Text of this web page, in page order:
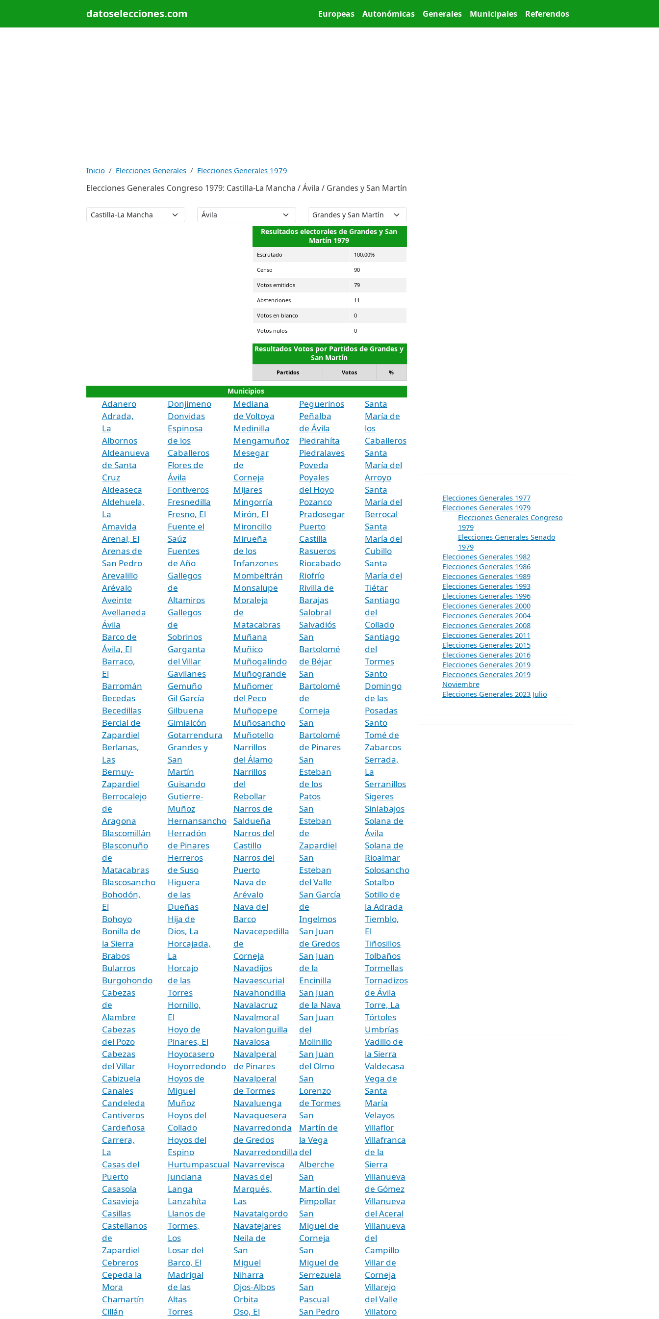
datoselecciones.com Main menu
Europeas Autonómicas Generales Municipales Referendos
Inicio Elecciones Generales Elecciones Generales 1979
Elecciones Generales Congreso 1979: Castilla-La Mancha / Ávila / Grandes y San Martín
Resultados electorales de Grandes y San
Martín 1979
Escrutado 100,00%
Censo 90
Votos emitidos 79
Abstenciones 11
Votos en blanco 0
Votos nulos 0
Resultados Votos por Partidos de Grandes y
San Martín
Partidos Votos %
Municipios
Adanero
Adrada,
La
Albornos
Aldeanueva
de Santa
Cruz
Aldeaseca
Aldehuela,
La
Amavida
Arenal, El
Arenas de
San Pedro
Arevalillo
Arévalo
Aveinte
Avellaneda
Ávila
Barco de
Ávila, El
Barraco,
El
Barromán
Becedas
Becedillas
Bercial de
Zapardiel
Berlanas,
Las
Bernuy-
Zapardiel
Berrocalejo
de
Aragona
Blascomillán
Blasconuño
de
Matacabras
Blascosancho
Bohodón,
El
Bohoyo
Bonilla de
la Sierra
Brabos
Bularros
Burgohondo
Cabezas
de
Alambre
Cabezas
del Pozo
Cabezas
del Villar
Cabizuela
Canales
Candeleda
Cantiveros
Cardeñosa
Carrera,
La
Casas del
Puerto
Casasola
Casavieja
Casillas
Castellanos
de
Zapardiel
Cebreros
Cepeda la
Mora
Chamartín
Cillán
Donjimeno
Donvidas
Espinosa
de los
Caballeros
Flores de
Ávila
Fontiveros
Fresnedilla
Fresno, El
Fuente el
Saúz
Fuentes
de Año
Gallegos
de
Altamiros
Gallegos
de
Sobrinos
Garganta
del Villar
Gavilanes
Gemuño
Gil García
Gilbuena
Gimialcón
Gotarrendura
Grandes y
San
Martín
Guisando
Gutierre-
Muñoz
Hernansancho
Herradón
de Pinares
Herreros
de Suso
Higuera
de las
Dueñas
Hija de
Dios, La
Horcajada,
La
Horcajo
de las
Torres
Hornillo,
El
Hoyo de
Pinares, El
Hoyocasero
Hoyorredondo
Hoyos de
Miguel
Muñoz
Hoyos del
Collado
Hoyos del
Espino
Hurtumpascual
Junciana
Langa
Lanzahíta
Llanos de
Tormes,
Los
Losar del
Barco, El
Madrigal
de las
Altas
Torres
Mediana
de Voltoya
Medinilla
Mengamuñoz
Mesegar
de
Corneja
Mijares
Mingorría
Mirón, El
Mironcillo
Mirueña
de los
Infanzones
Mombeltrán
Monsalupe
Moraleja
de
Matacabras
Muñana
Muñico
Muñogalindo
Muñogrande
Muñomer
del Peco
Muñopepe
Muñosancho
Muñotello
Narrillos
del Álamo
Narrillos
del
Rebollar
Narros de
Saldueña
Narros del
Castillo
Narros del
Puerto
Nava de
Arévalo
Nava del
Barco
Navacepedilla
de
Corneja
Navadijos
Navaescurial
Navahondilla
Navalacruz
Navalmoral
Navalonguilla
Navalosa
Navalperal
de Pinares
Navalperal
de Tormes
Navaluenga
Navaquesera
Navarredonda
de Gredos
Navarredondilla
Navarrevisca
Navas del
Marqués,
Las
Navatalgordo
Navatejares
Neila de
San
Miguel
Niharra
Ojos-Albos
Orbita
Oso, El
Peguerinos
Peñalba
de Ávila
Piedrahíta
Piedralaves
Poveda
Poyales
del Hoyo
Pozanco
Pradosegar
Puerto
Castilla
Rasueros
Riocabado
Riofrío
Rivilla de
Barajas
Salobral
Salvadiós
San
Bartolomé
de Béjar
San
Bartolomé
de
Corneja
San
Bartolomé
de Pinares
San
Esteban
de los
Patos
San
Esteban
de
Zapardiel
San
Esteban
del Valle
San García
de
Ingelmos
San Juan
de Gredos
San Juan
de la
Encinilla
San Juan
de la Nava
San Juan
del
Molinillo
San Juan
del Olmo
San
Lorenzo
de Tormes
San
Martín de
la Vega
del
Alberche
San
Martín del
Pimpollar
San
Miguel de
Corneja
San
Miguel de
Serrezuela
San
Pascual
San Pedro
Santa
María de
los
Caballeros
Santa
María del
Arroyo
Santa
María del
Berrocal
Santa
María del
Cubillo
Santa
María del
Tiétar
Santiago
del
Collado
Santiago
del
Tormes
Santo
Domingo
de las
Posadas
Santo
Tomé de
Zabarcos
Serrada,
La
Serranillos
Sigeres
Sinlabajos
Solana de
Ávila
Solana de
Rioalmar
Solosancho
Sotalbo
Sotillo de
la Adrada
Tiemblo,
El
Tiñosillos
Tolbaños
Tormellas
Tornadizos
de Ávila
Torre, La
Tórtoles
Umbrías
Vadillo de
la Sierra
Valdecasa
Vega de
Santa
María
Velayos
Villaflor
Villafranca
de la
Sierra
Villanueva
de Gómez
Villanueva
del Aceral
Villanueva
del
Campillo
Villar de
Corneja
Villarejo
del Valle
Villatoro
Elecciones Generales 1977
Elecciones Generales 1979
Elecciones Generales Congreso
1979
Elecciones Generales Senado
1979
Elecciones Generales 1982
Elecciones Generales 1986
Elecciones Generales 1989
Elecciones Generales 1993
Elecciones Generales 1996
Elecciones Generales 2000
Elecciones Generales 2004
Elecciones Generales 2008
Elecciones Generales 2011
Elecciones Generales 2015
Elecciones Generales 2016
Elecciones Generales 2019
Elecciones Generales 2019
Noviembre
Elecciones Generales 2023 Julio